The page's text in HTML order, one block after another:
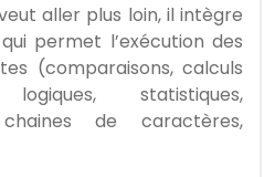
aller plus loin, il intègre
permet l’exécution des
(comparaisons, calculs
logiques, statistiques,
de caractères,